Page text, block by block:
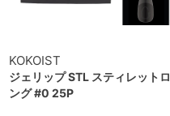
KOKOIST
ジェリップ STL スティレットロ
ング #0 25P